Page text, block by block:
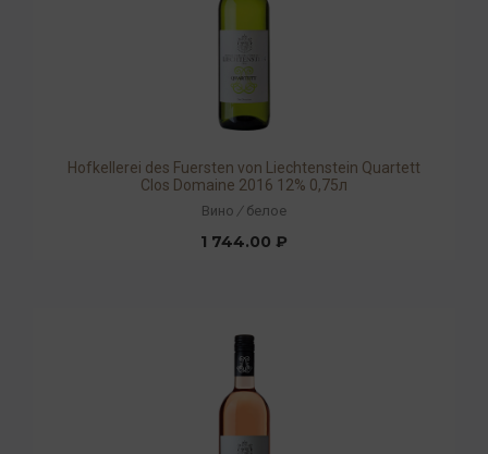
Hofkellerei des Fuersten von Liechtenstein Quartett
Clos Domaine 2016 12% 0,75л
Вино / белое
1 744.00 ₽